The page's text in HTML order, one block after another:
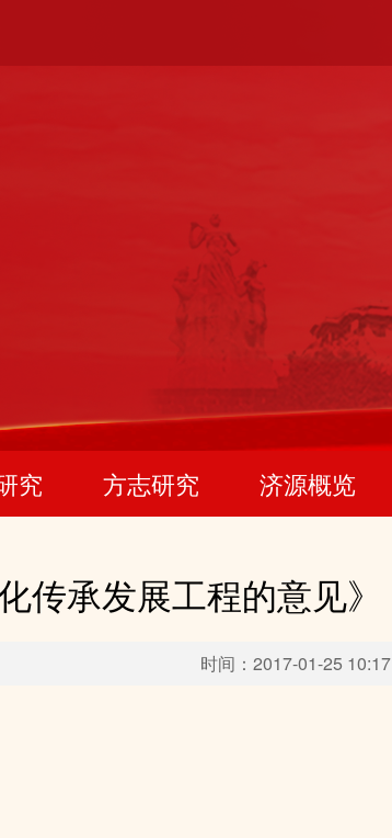
究 方志研究 济源概览
传承发展工程的意见》
时间：2017-01-25 10:17